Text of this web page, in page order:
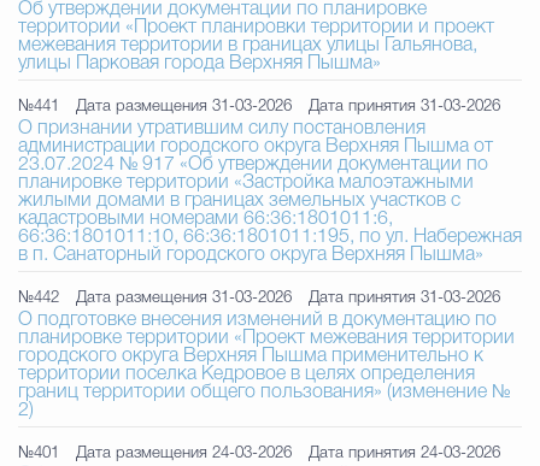
Об утверждении документации по планировке
территории «Проект планировки территории и проект
межевания территории в границах улицы Гальянова,
улицы Парковая города Верхняя Пышма»
№441 Дата размещения 31-03-2026 Дата принятия 31-03-2026
О признании утратившим силу постановления
администрации городского округа Верхняя Пышма от
23.07.2024 № 917 «Об утверждении документации по
планировке территории «Застройка малоэтажными
жилыми домами в границах земельных участков с
кадастровыми номерами 66:36:1801011:6,
66:36:1801011:10, 66:36:1801011:195, по ул. Набережная
в п. Санаторный городского округа Верхняя Пышма»
№442 Дата размещения 31-03-2026 Дата принятия 31-03-2026
О подготовке внесения изменений в документацию по
планировке территории «Проект межевания территории
городского округа Верхняя Пышма применительно к
территории поселка Кедровое в целях определения
границ территории общего пользования» (изменение №
2)
№401 Дата размещения 24-03-2026 Дата принятия 24-03-2026